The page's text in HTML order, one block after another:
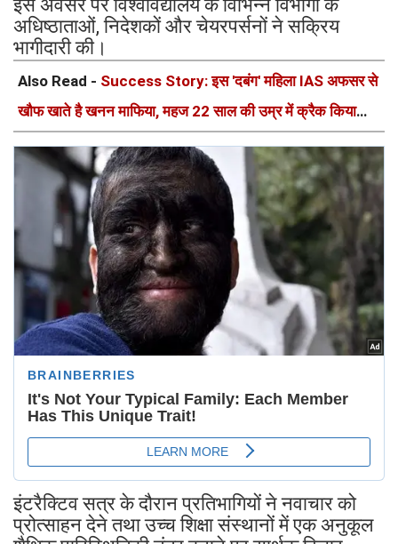
इस अवसर पर विश्वविद्यालय के विभिन्न विभागों के
अधिष्ठाताओं, निदेशकों और चेयरपर्सनों ने सक्रिय
भागीदारी की।
Also Read - Success Story: इस 'दबंग' महिला IAS अफसर से
खौफ खाते है खनन माफिया, महज 22 साल की उम्र में क्रैक किया
UPSC
इंटरैक्टिव सत्र के दौरान प्रतिभागियों ने नवाचार को
प्रोत्साहन देने तथा उच्च शिक्षा संस्थानों में एक अनुकूल